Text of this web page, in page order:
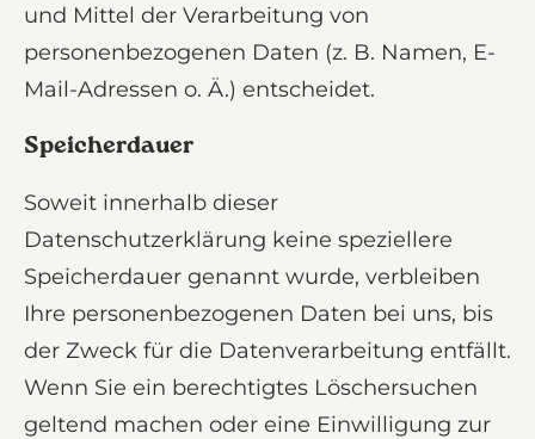
und Mittel der Verarbeitung von
personenbezogenen Daten (z. B. Namen, E-
Mail-Adressen o. Ä.) entscheidet.
Speicherdauer
Soweit innerhalb dieser
Datenschutzerklärung keine speziellere
Speicherdauer genannt wurde, verbleiben
Ihre personenbezogenen Daten bei uns, bis
der Zweck für die Datenverarbeitung entfällt.
Wenn Sie ein berechtigtes Löschersuchen
geltend machen oder eine Einwilligung zur